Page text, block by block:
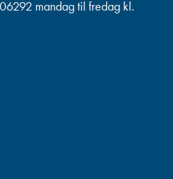
mandag til fredag kl.